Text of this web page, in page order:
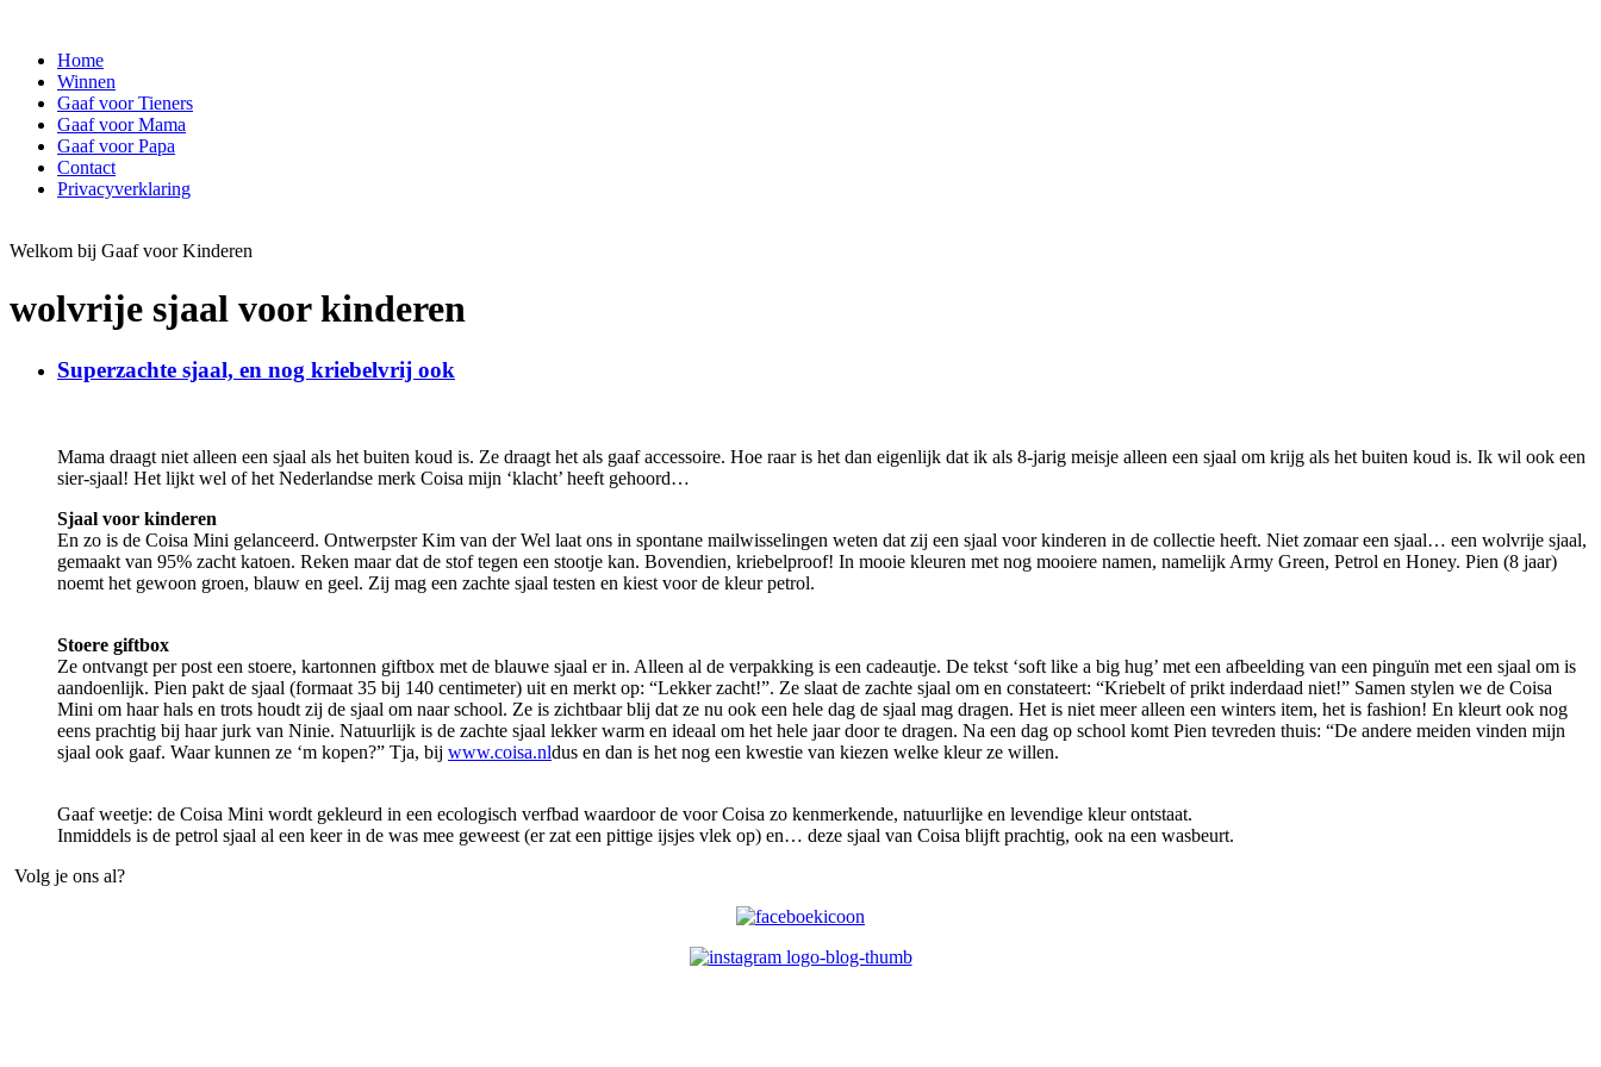
Home
Winnen
Gaaf voor Tieners
Gaaf voor Mama
Gaaf voor Papa
Contact
Privacyverklaring
Welkom bij Gaaf voor Kinderen
wolvrije sjaal voor kinderen
Superzachte sjaal, en nog kriebelvrij ook
Mama draagt niet alleen een sjaal als het buiten koud is. Ze draagt het als gaaf accessoire. Hoe raar is het dan eigenlijk dat ik als 8-jarig meisje alleen een sjaal om krijg als het buiten koud is. Ik wil ook een
sier-sjaal! Het lijkt wel of het Nederlandse merk Coisa mijn ‘klacht’ heeft gehoord…
Sjaal voor kinderen
En zo is de Coisa Mini gelanceerd. Ontwerpster Kim van der Wel laat ons in spontane mailwisselingen weten dat zij een sjaal voor kinderen in de collectie heeft. Niet zomaar een sjaal… een wolvrije sjaal,
gemaakt van 95% zacht katoen. Reken maar dat de stof tegen een stootje kan. Bovendien, kriebelproof! In mooie kleuren met nog mooiere namen, namelijk Army Green, Petrol en Honey. Pien (8 jaar)
noemt het gewoon groen, blauw en geel. Zij mag een zachte sjaal testen en kiest voor de kleur petrol.
Stoere giftbox
Ze ontvangt per post een stoere, kartonnen giftbox met de blauwe sjaal er in. Alleen al de verpakking is een cadeautje. De tekst ‘soft like a big hug’ met een afbeelding van een pinguïn met een sjaal om is
aandoenlijk. Pien pakt de sjaal (formaat 35 bij 140 centimeter) uit en merkt op: “Lekker zacht!”. Ze slaat de zachte sjaal om en constateert: “Kriebelt of prikt inderdaad niet!” Samen stylen we de Coisa
Mini om haar hals en trots houdt zij de sjaal om naar school. Ze is zichtbaar blij dat ze nu ook een hele dag de sjaal mag dragen. Het is niet meer alleen een winters item, het is fashion! En kleurt ook nog
eens prachtig bij haar jurk van Ninie. Natuurlijk is de zachte sjaal lekker warm en ideaal om het hele jaar door te dragen. Na een dag op school komt Pien tevreden thuis: “De andere meiden vinden mijn
sjaal ook gaaf. Waar kunnen ze ‘m kopen?” Tja, bij www.coisa.nldus en dan is het nog een kwestie van kiezen welke kleur ze willen.
Gaaf weetje: de Coisa Mini wordt gekleurd in een ecologisch verfbad waardoor de voor Coisa zo kenmerkende, natuurlijke en levendige kleur ontstaat.
Inmiddels is de petrol sjaal al een keer in de was mee geweest (er zat een pittige ijsjes vlek op) en… deze sjaal van Coisa blijft prachtig, ook na een wasbeurt.
Volg je ons al?